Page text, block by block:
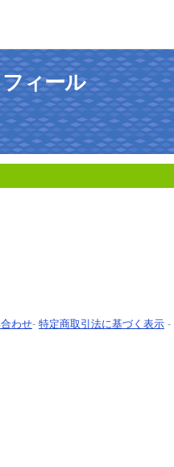
ィール
わせ- 特定商取引法に基づく表示 -